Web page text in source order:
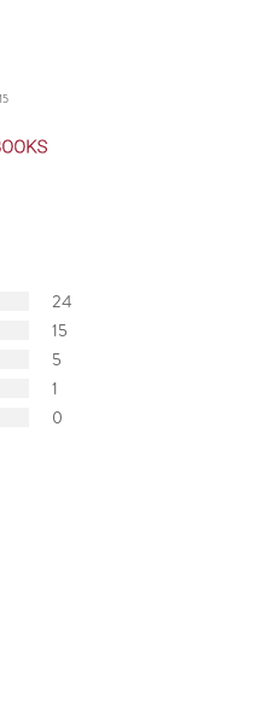
siebenmal den Deutschen
15
24
15
5
1
0